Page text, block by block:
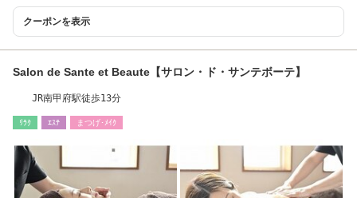
クーポンを表示
Salon de Sante et Beaute【サロン・ド・サンテボーテ】
JR南甲府駅徒歩13分
ﾘﾗｸ ｴｽﾃ まつげ･ﾒｲｸ